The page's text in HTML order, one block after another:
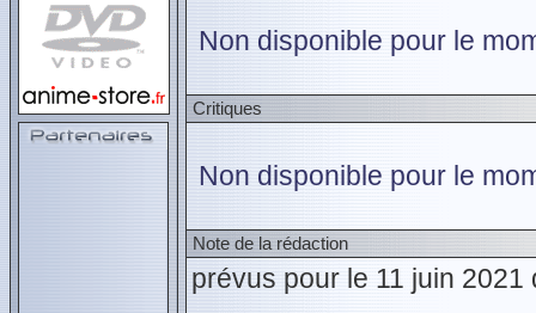
Non disponible pour le
Critiques
Non disponible pour le
Note de la rédaction
prévus pour le 11 juin